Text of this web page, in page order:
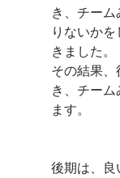
き、チー
りないか
きました。
その結果
き、チー
ます。
後期は、良